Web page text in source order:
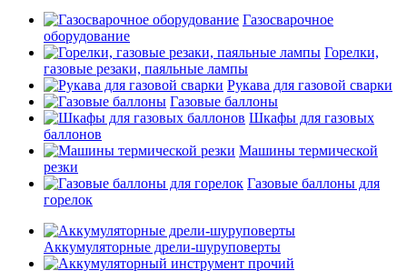
Газосварочное
оборудование
Горелки,
газовые резаки, паяльные лампы
Рукава для газовой сварки
Газовые баллоны
Шкафы для газовых
баллонов
Машины термической
резки
Газовые баллоны для
горелок
Аккумуляторные дрели-шуруповерты